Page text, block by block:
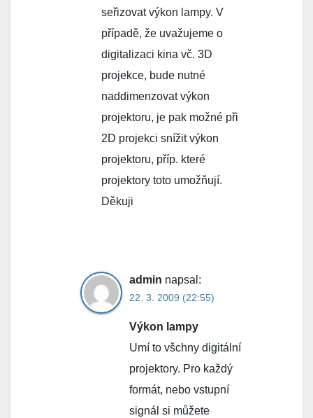
seřizovat výkon lampy. V
případě, že uvažujeme o
digitalizaci kina vč. 3D
projekce, bude nutné
naddimenzovat výkon
projektoru, je pak možné při
2D projekci snížit výkon
projektoru, příp. které
projektory toto umožňují.
Děkuji
admin napsal:
22. 3. 2009 (22:55)
Výkon lampy
Umí to všchny digitální
projektory. Pro každý
formát, nebo vstupní
signál si můžete